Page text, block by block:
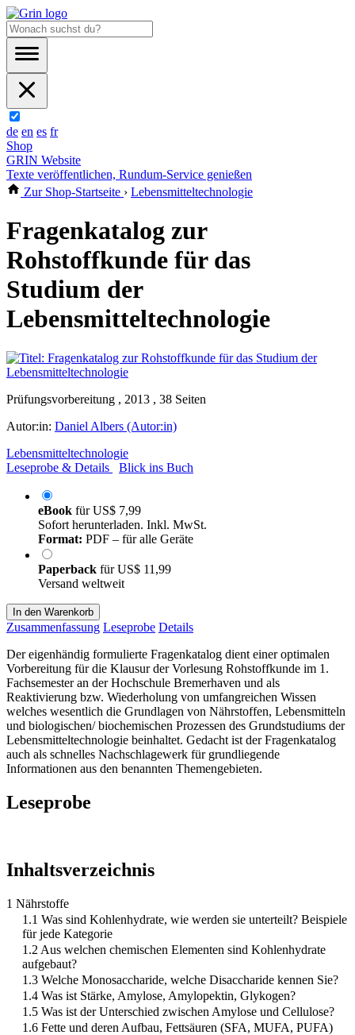
de en es fr
Shop
GRIN Website
Texte veröffentlichen, Rundum-Service genießen
Zur Shop-Startseite › Lebensmitteltechnologie
Fragenkatalog zur
Rohstoffkunde für das
Studium der
Lebensmitteltechnologie
Prüfungsvorbereitung , 2013 , 38 Seiten
Autor:in: Daniel Albers (Autor:in)
Lebensmitteltechnologie
Leseprobe & Details
Blick ins Buch
eBook fürUS$ 7,99
Sofort herunterladen. Inkl. MwSt.
Format: PDF – für alle Geräte
Paperback fürUS$ 11,99
Versand weltweit
In den Warenkorb
Zusammenfassung Leseprobe Details
Der eigenhändig formulierte Fragenkatalog dient einer optimalen
Vorbereitung für die Klausur der Vorlesung Rohstoffkunde im 1.
Fachsemester an der Hochschule Bremerhaven und als
Reaktivierung bzw. Wiederholung von umfangreichen Wissen
welches wesentlich die Grundlagen von Nährstoffen, Lebensmitteln
und biologischen/ biochemischen Prozessen des Grundstudiums der
Lebensmitteltechnologie beinhaltet. Gedacht ist der Fragenkatalog
auch als schnelles Nachschlagewerk für grundliegende
Informationen aus den benannten Themengebieten.
Leseprobe
Inhaltsverzeichnis
1 Nährstoffe
1.1 Was sind Kohlenhydrate, wie werden sie unterteilt? Beispiele
für jede Kategorie
1.2 Aus welchen chemischen Elementen sind Kohlenhydrate
aufgebaut?
1.3 Welche Monosaccharide, welche Disaccharide kennen Sie?
1.4 Was ist Stärke, Amylose, Amylopektin, Glykogen?
1.5 Was ist der Unterschied zwischen Amylose und Cellulose?
1.6 Fette und deren Aufbau, Fettsäuren (SFA, MUFA, PUFA)